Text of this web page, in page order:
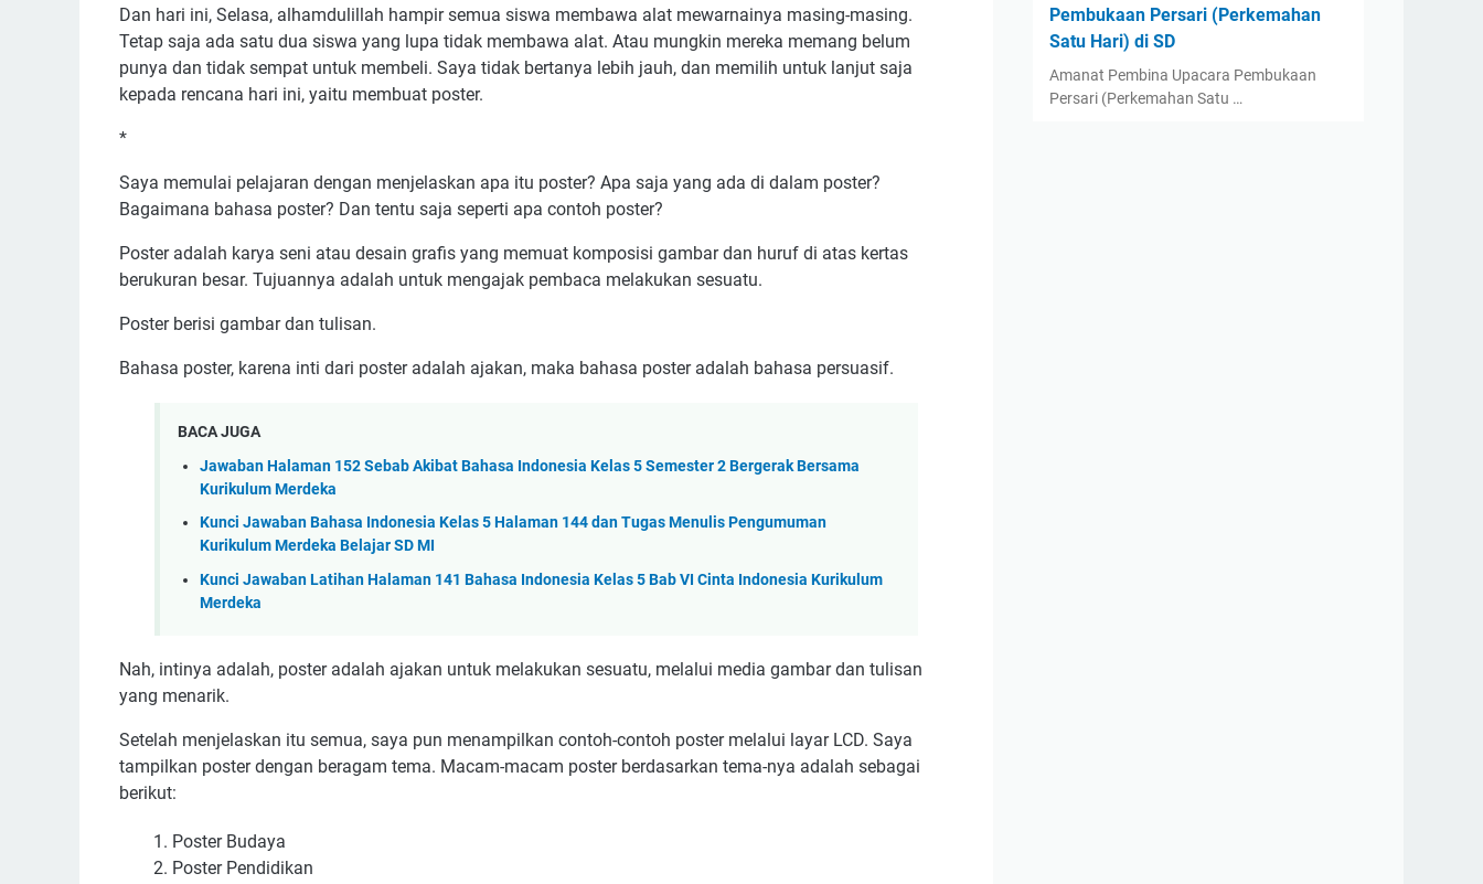
Dan hari ini, Selasa, alhamdulillah hampir semua siswa membawa alat mewarnainya masing-masing.
Tetap saja ada satu dua siswa yang lupa tidak membawa alat. Atau mungkin mereka memang belum
punya dan tidak sempat untuk membeli. Saya tidak bertanya lebih jauh, dan memilih untuk lanjut saja
kepada rencana hari ini, yaitu membuat poster.
*
Saya memulai pelajaran dengan menjelaskan apa itu poster? Apa saja yang ada di dalam poster?
Bagaimana bahasa poster? Dan tentu saja seperti apa contoh poster?
Poster adalah karya seni atau desain grafis yang memuat komposisi gambar dan huruf di atas kertas
berukuran besar. Tujuannya adalah untuk mengajak pembaca melakukan sesuatu.
Poster berisi gambar dan tulisan.
Bahasa poster, karena inti dari poster adalah ajakan, maka bahasa poster adalah bahasa persuasif.
BACA JUGA
Jawaban Halaman 152 Sebab Akibat Bahasa Indonesia Kelas 5 Semester 2 Bergerak Bersama
Kurikulum Merdeka
Kunci Jawaban Bahasa Indonesia Kelas 5 Halaman 144 dan Tugas Menulis Pengumuman
Kurikulum Merdeka Belajar SD MI
Kunci Jawaban Latihan Halaman 141 Bahasa Indonesia Kelas 5 Bab VI Cinta Indonesia Kurikulum
Merdeka
Nah, intinya adalah, poster adalah ajakan untuk melakukan sesuatu, melalui media gambar dan tulisan
yang menarik.
Setelah menjelaskan itu semua, saya pun menampilkan contoh-contoh poster melalui layar LCD. Saya
tampilkan poster dengan beragam tema. Macam-macam poster berdasarkan tema-nya adalah sebagai
berikut:
Poster Budaya
Poster Pendidikan
Pembukaan Persari (Perkemahan
Satu Hari) di SD
Amanat Pembina Upacara Pembukaan
Persari (Perkemahan Satu …